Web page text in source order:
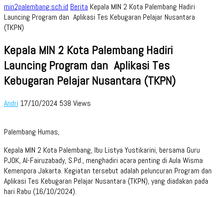
min2palembang.sch.id Berita Kepala MIN 2 Kota Palembang Hadiri
Launcing Program dan Aplikasi Tes Kebugaran Pelajar Nusantara
(TKPN)
Kepala MIN 2 Kota Palembang Hadiri
Launcing Program dan Aplikasi Tes
Kebugaran Pelajar Nusantara (TKPN)
Andri 17/10/2024 538 Views
Palembang Humas,
Kepala MIN 2 Kota Palembang, Ibu Listya Yustikarini, bersama Guru
PJOK, Al-Fairuzabady, S.Pd., menghadiri acara penting di Aula Wisma
Kemenpora Jakarta. Kegiatan tersebut adalah peluncuran Program dan
Aplikasi Tes Kebugaran Pelajar Nusantara (TKPN), yang diadakan pada
hari Rabu (16/10/2024).